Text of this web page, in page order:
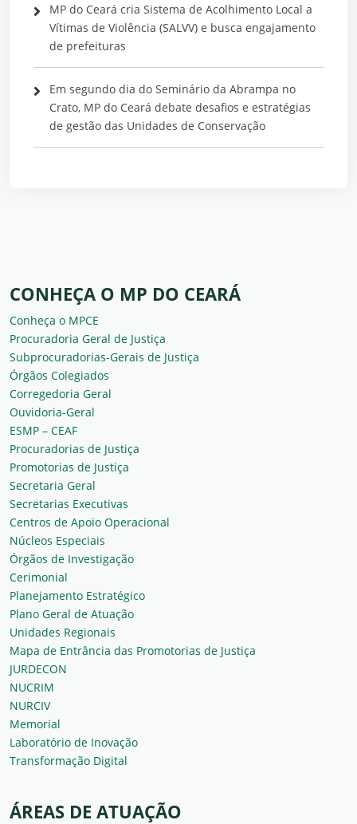
MP do Ceará cria Sistema de Acolhimento Local a
Vítimas de Violência (SALVV) e busca engajamento
de prefeituras
Em segundo dia do Seminário da Abrampa no
Crato, MP do Ceará debate desafios e estratégias
de gestão das Unidades de Conservação
CONHEÇA O MP DO CEARÁ
Conheça o MPCE
Procuradoria Geral de Justiça
Subprocuradorias-Gerais de Justiça
Órgãos Colegiados
Corregedoria Geral
Ouvidoria-Geral
ESMP – CEAF
Procuradorias de Justiça
Promotorias de Justiça
Secretaria Geral
Secretarias Executivas
Centros de Apoio Operacional
Núcleos Especiais
Órgãos de Investigação
Cerimonial
Planejamento Estratégico
Plano Geral de Atuação
Unidades Regionais
Mapa de Entrância das Promotorias de Justiça
JURDECON
NUCRIM
NURCIV
Memorial
Laboratório de Inovação
Transformação Digital
ÁREAS DE ATUAÇÃO